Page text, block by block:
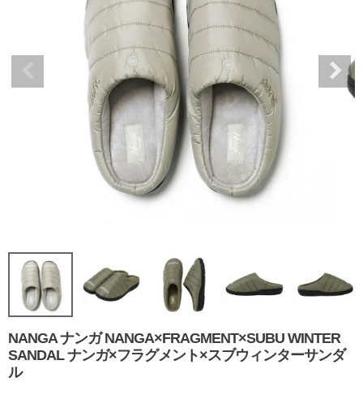
NANGA ナンガ NANGA×FRAGMENT×SUBU WINTER
SANDAL ナンガ×フラグメント×スブウィンターサンダ
ル